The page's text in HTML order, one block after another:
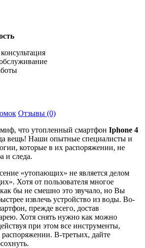
Отзывы (0)
что утопленный смартфон Iphone 4
вещь! Наши опытные специалисты и
которые в их распоряжении, не
и следа.
«утопающих» не является делом
Хотя от пользователя многое
бы не смешно это звучало, но Вы
извлечь устройство из воды. Во-
прежде всего, достав
Хотя снять нужно как можно
при этом все инструменты,
В-третьих, дайте